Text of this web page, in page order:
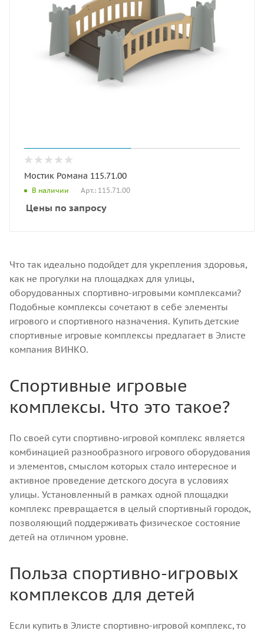
Мостик Романа 115.71.00
В наличии Арт.: 115.71.00
Цены по запросу
Что так идеально подойдет для укрепления здоровья,
как не прогулки на площадках для улицы,
оборудованных спортивно-игровыми комплексами?
Подобные комплексы сочетают в себе элементы
игрового и спортивного назначения. Купить детские
спортивные игровые комплексы предлагает в Элисте
компания ВИНКО.
Спортивные игровые
комплексы. Что это такое?
По своей сути спортивно-игровой комплекс является
комбинацией разнообразного игрового оборудования
и элементов, смыслом которых стало интересное и
активное проведение детского досуга в условиях
улицы. Установленный в рамках одной площадки
комплекс превращается в целый спортивный городок,
позволяющий поддерживать физическое состояние
детей на отличном уровне.
Польза спортивно-игровых
комплексов для детей
Если купить в Элисте спортивно-игровой комплекс, то